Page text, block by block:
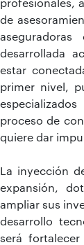
de
desarrollada
estar
primer nivel,
proceso de
quiere dar
La inyección
expansión,
ampliar sus
desarrollo
será